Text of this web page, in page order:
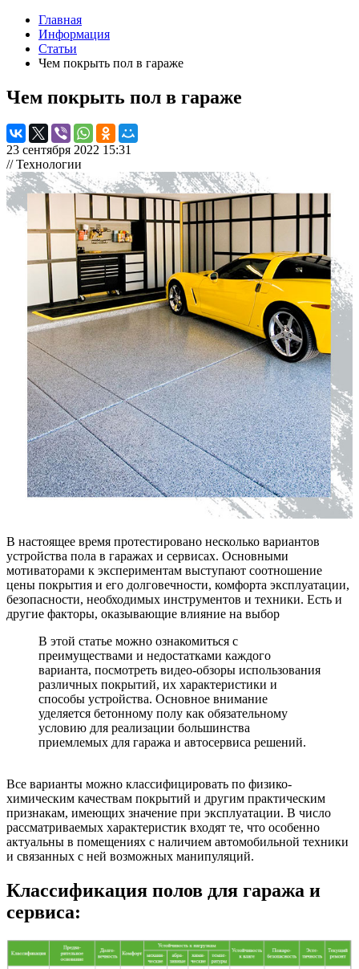
Главная
Информация
Статьи
Чем покрыть пол в гараже
Чем покрыть пол в гараже
23 сентября 2022 15:31
// Технологии
В настоящее время протестировано несколько вариантов
устройства пола в гаражах и сервисах. Основными
мотиваторами к экспериментам выступают соотношение
цены покрытия и его долговечности, комфорта эксплуатации,
безопасности, необходимых инструментов и техники. Есть и
другие факторы, оказывающие влияние на выбор
В этой статье можно ознакомиться с
преимуществами и недостатками каждого
варианта, посмотреть видео-обзоры использования
различных покрытий, их характеристики и
способы устройства. Основное внимание
уделяется бетонному полу как обязательному
условию для реализации большинства
приемлемых для гаража и автосервиса решений.
Все варианты можно классифицировать по физико-
химическим качествам покрытий и другим практическим
признакам, имеющих значение при эксплуатации. В число
рассматриваемых характеристик входят те, что особенно
актуальны в помещениях с наличием автомобильной техники
и связанных с ней возможных манипуляций.
Классификация полов для гаража и
сервиса: